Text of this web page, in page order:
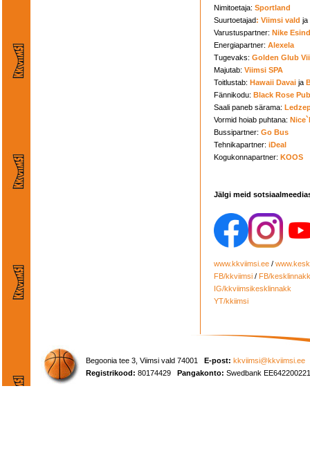
Nimitoetaja: Sportland
Suurtoetajad: Viimsi vald ja
Varustuspartner: Nike
Energiapartner: Alexela
Tugevaks: Golden Glub
Majutab: Viimsi SPA
Toitlustab: Hawaii Davai ja
Fännikodu: Black Rose Pub
Saali paneb särama:
Vormid hoiab puhtana:
Bussipartner: Go Bus
Tehnikapartner: iDeal
Kogukonnapartner: KOOS
Jälgi meid
www.kkviimsi.ee /
FB/kkviimsi / FB/kesklinnakk
IG/kkviimsikesklinnakk
YT/kkiimsi
Begoonia tee 3, Viimsi vald 74001 E-post: kkviimsi@kkviimsi.ee
Registrikood: 80174429 Pangakonto: Swedbank